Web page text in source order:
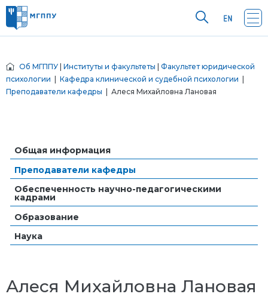
Об МГППУ Институты и факультеты
Факультет юридической
психологии
Кафедра клинической и судебной психологии
Преподаватели кафедры | Алеся Михайловна Лановая
Общая информация
Преподаватели кафедры
Обеспеченность научно-педагогическими
кадрами
Образование
Наука
Алеся Михайловна Лановая